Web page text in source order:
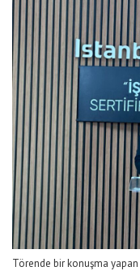
Törende bir konuşma yapan